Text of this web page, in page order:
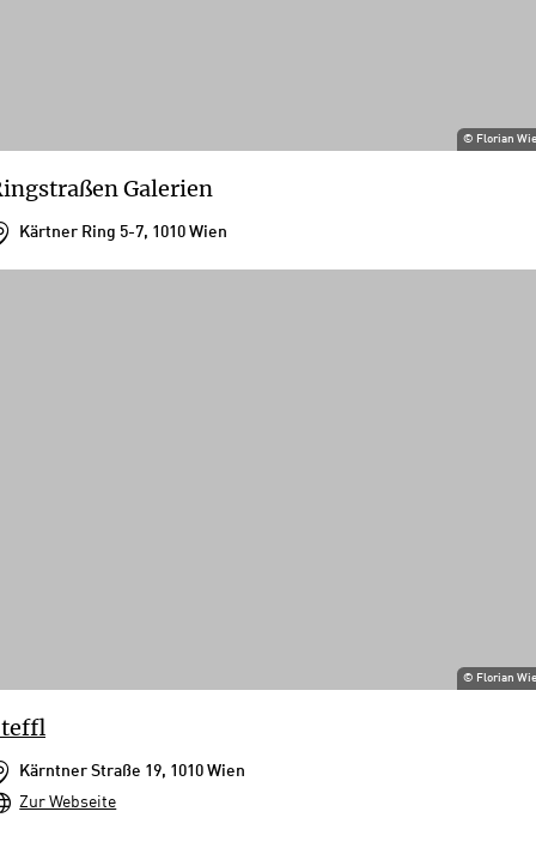
© Florian
Galerien
Kärtner Ring 5-7, 1010 Wien
© Florian
Kärntner Straße 19, 1010 Wien
Zur Webseite